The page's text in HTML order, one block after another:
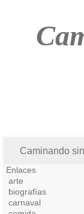
Caminando
Enlaces
arte
biografías
carnaval